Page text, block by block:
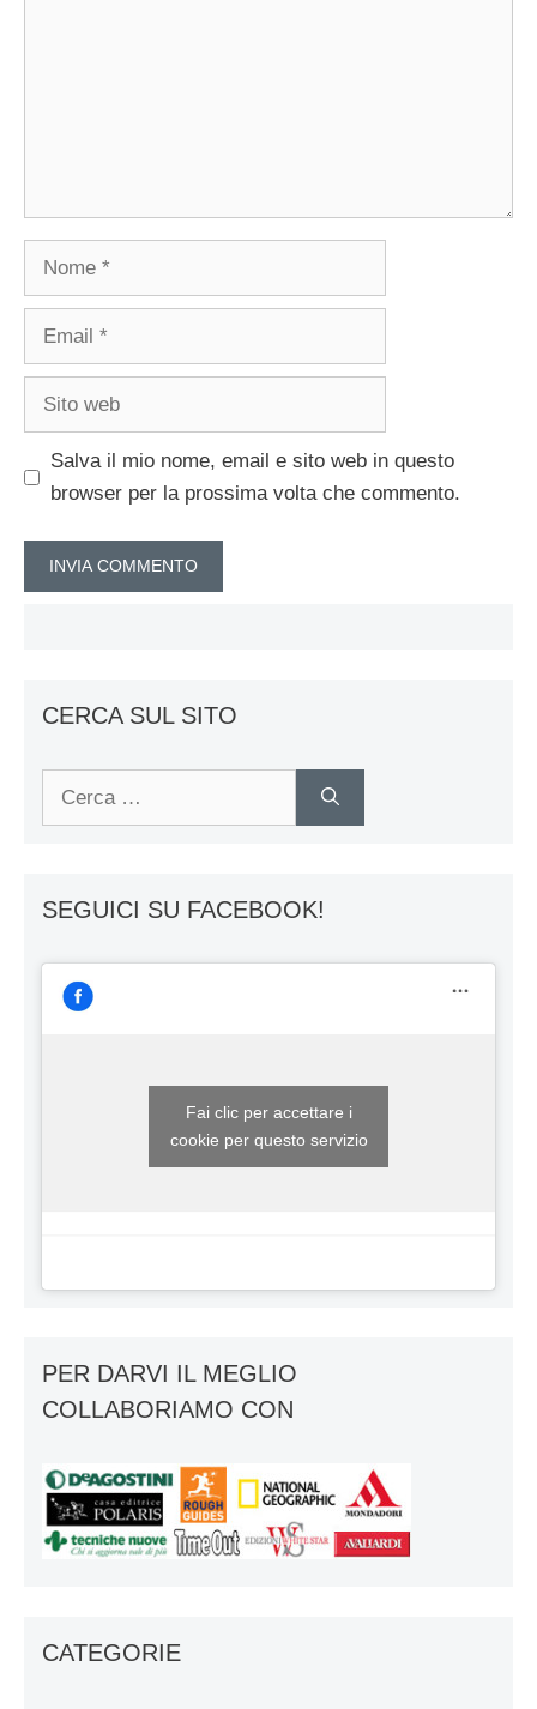
Nome
Email
Sito
Salva il mio nome, email e sito web in questo
browser per la prossima volta che commento.
CERCA SUL SITO
Ricerca
SEGUICI SU FACEBOOK!
Fai clic per accettare i
cookie per questo servizio
PER DARVI IL MEGLIO
COLLABORIAMO CON
CATEGORIE